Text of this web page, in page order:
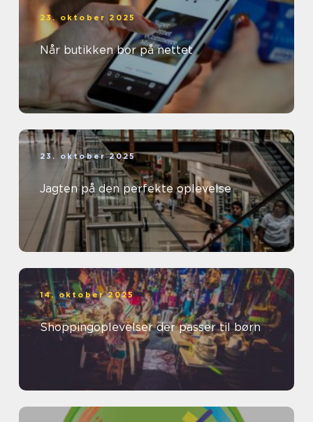
23. oktober 2025
Når butikken bor på nettet
23. oktober 2025
Jagten på den perfekte oplevelse
14. oktober 2025
Shoppingoplevelser der passer til børn